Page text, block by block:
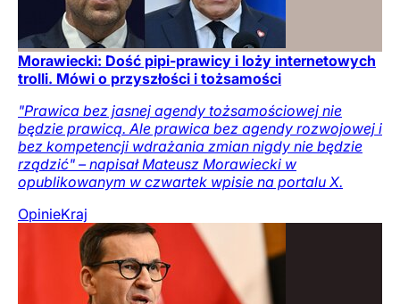
Morawiecki: Dość pipi-prawicy i loży internetowych
trolli. Mówi o przyszłości i tożsamości
"Prawica bez jasnej agendy tożsamościowej nie
będzie prawicą. Ale prawica bez agendy rozwojowej i
bez kompetencji wdrażania zmian nigdy nie będzie
rządzić" – napisał Mateusz Morawiecki w
opublikowanym w czwartek wpisie na portalu X.
OpinieKraj